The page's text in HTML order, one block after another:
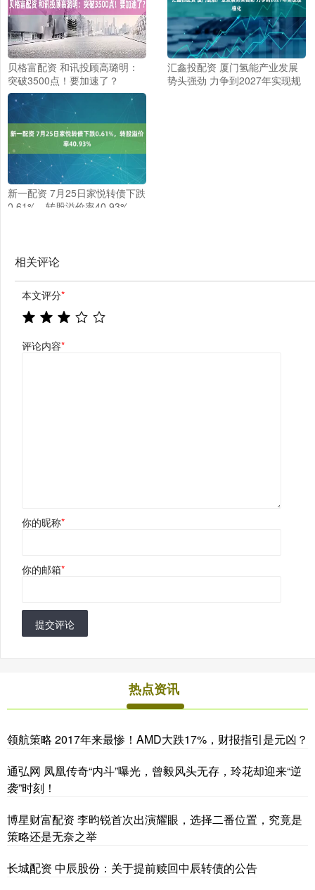
贝格富配资 和讯投顾高璐明：
突破3500点！要加速了？
汇鑫投配资 厦门氢能产业发展
势头强劲 力争到2027年实现规
新一配资 7月25日家悦转债下跌
0.61%，转股溢价率40.93%
相关评论
本文评分*
评论内容*
你的昵称*
你的邮箱*
提交评论
热点资讯
领航策略 2017年来最惨！AMD大跌17%，财报指引是元凶？
通弘网 凤凰传奇“内斗”曝光，曾毅风头无存，玲花却迎来“逆
袭”时刻！
博星财富配资 李昀锐首次出演耀眼，选择二番位置，究竟是
策略还是无奈之举
长城配资 中辰股份：关于提前赎回中辰转债的公告